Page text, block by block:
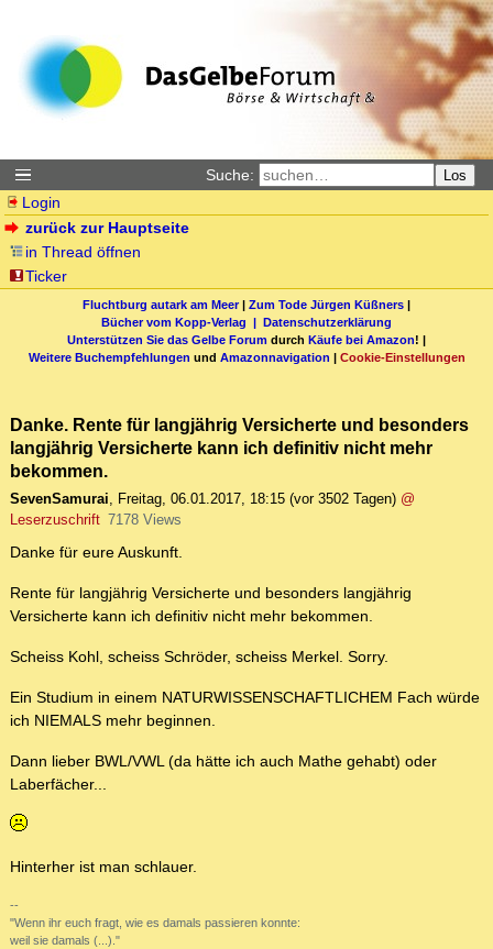
Suche: Los
Login
zurück zur Hauptseite
in Thread öffnen
Ticker
Fluchtburg autark am Meer| Zum Tode Jürgen Küßners |
Bücher vom Kopp-Verlag | Datenschutzerklärung
Unterstützen Sie das Gelbe Forum durch Käufe bei Amazon! |
Weitere Buchempfehlungen und Amazonnavigation | Cookie-Einstellungen
Danke. Rente für langjährig Versicherte und besonders
langjährig Versicherte kann ich definitiv nicht mehr
bekommen.
SevenSamurai, Freitag, 06.01.2017, 18:15 (vor 3502 Tagen) @
Leserzuschrift 7178 Views
Danke für eure Auskunft.
Rente für langjährig Versicherte und besonders langjährig
Versicherte kann ich definitiv nicht mehr bekommen.
Scheiss Kohl, scheiss Schröder, scheiss Merkel. Sorry.
Ein Studium in einem NATURWISSENSCHAFTLICHEM Fach würde
ich NIEMALS mehr beginnen.
Dann lieber BWL/VWL (da hätte ich auch Mathe gehabt) oder
Laberfächer...
Hinterher ist man schlauer.
--
"Wenn ihr euch fragt, wie es damals passieren konnte:
weil sie damals (...)."